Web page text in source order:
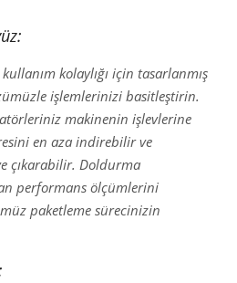
kolaylığı için tasarlanmış
işlemlerinizi basitleştirin.
makinenin işlevlerine
en aza indirebilir ve
çıkarabilir. Doldurma
performans ölçümlerini
paketleme sürecinizin